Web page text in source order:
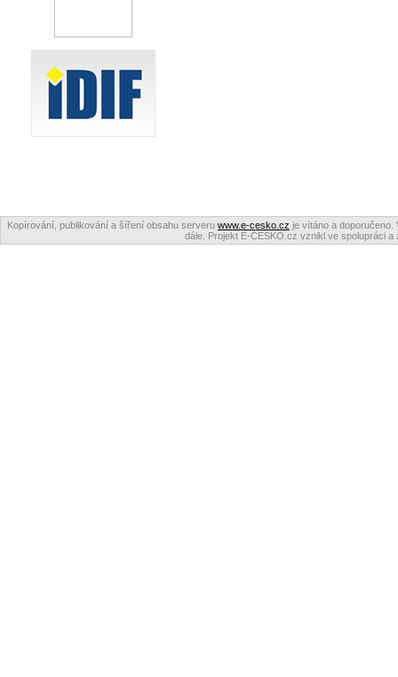
Kopírování, publikování a šíření obsahu serveru www.e-cesko.cz je vítáno a doporučeno.
dále. Projekt E-ČESKO.cz vznikl ve spolupráci